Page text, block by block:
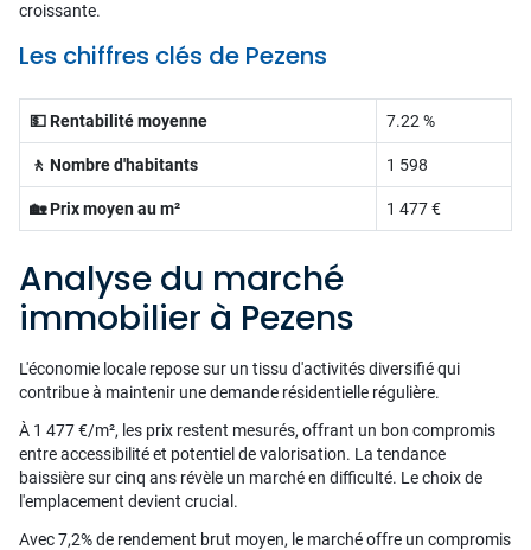
croissante.
Les chiffres clés de Pezens
💵 Rentabilité moyenne 7.22 %
🚶 Nombre d'habitants 1 598
🏡 Prix moyen au m² 1 477 €
Analyse du marché
immobilier à Pezens
L'économie locale repose sur un tissu d'activités diversifié qui
contribue à maintenir une demande résidentielle régulière.
À 1 477 €/m², les prix restent mesurés, offrant un bon compromis
entre accessibilité et potentiel de valorisation. La tendance
baissière sur cinq ans révèle un marché en difficulté. Le choix de
l'emplacement devient crucial.
Avec 7,2% de rendement brut moyen, le marché offre un compromis